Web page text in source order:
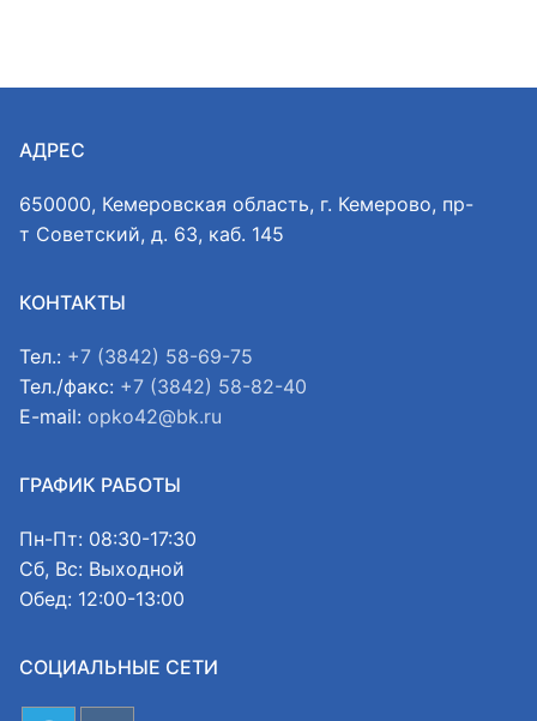
АДРЕС
650000, Кемеровская область, г. Кемерово, пр-
т Советский, д. 63, каб. 145
КОНТАКТЫ
Тел.: +7 (3842) 58-69-75
Тел./факс: +7 (3842) 58-82-40
E-mail: opko42@bk.ru
ГРАФИК РАБОТЫ
Пн-Пт: 08:30-17:30
Сб, Вс: Выходной
Обед: 12:00-13:00
СОЦИАЛЬНЫЕ СЕТИ